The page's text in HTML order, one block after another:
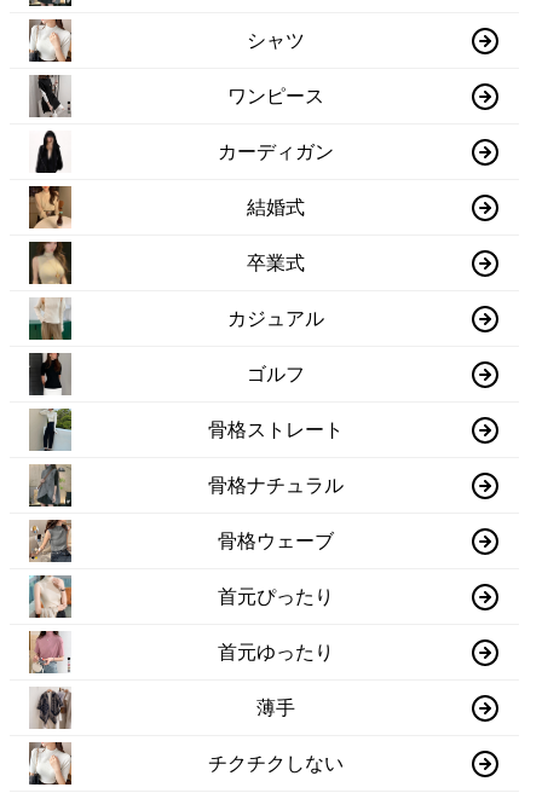
シャツ
ワンピース
カーディガン
結婚式
卒業式
カジュアル
ゴルフ
骨格ストレート
骨格ナチュラル
骨格ウェーブ
首元ぴったり
首元ゆったり
薄手
チクチクしない